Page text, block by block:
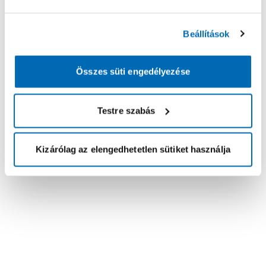
Beállítások
Összes süti engedélyezése
Testre szabás
Kizárólag az elengedhetetlen sütiket használja